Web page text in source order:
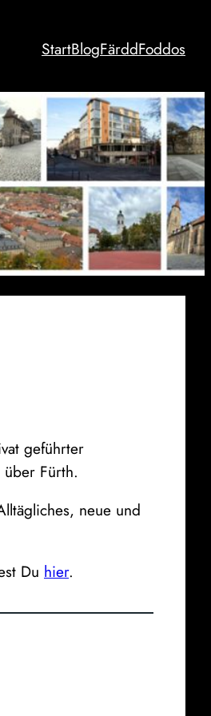
StartBlogFärddFoddos
geführter
über Fürth.
neue und
Du hier.